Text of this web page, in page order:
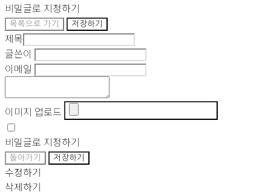
비밀글로 지정하기
목록으로 가기 저장하기
제목
글쓴이
이메일
이미지 업로드
비밀글로 지정하기
돌아가기 저장하기
수정하기
삭제하기